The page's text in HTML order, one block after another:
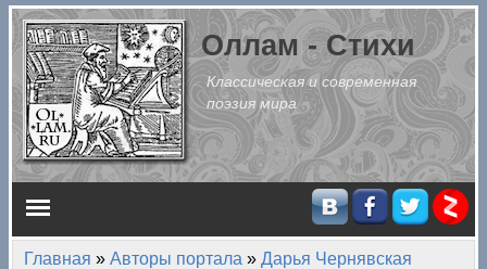
Перейти к основному содержанию
Оллам - Стихи
Классическая и современная
поэзия мира
Главное меню
Главная » Авторы портала » Дарья Чернявская